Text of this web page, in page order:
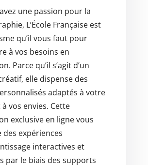
une passion pour la
L’École Française est
qu’il vous faut pour
à vos besoins en
Parce qu’il s’agit d’un
elle dispense des
adaptés à votre
vos envies. Cette
exclusive en ligne vous
des expériences
interactives et
par le biais des supports